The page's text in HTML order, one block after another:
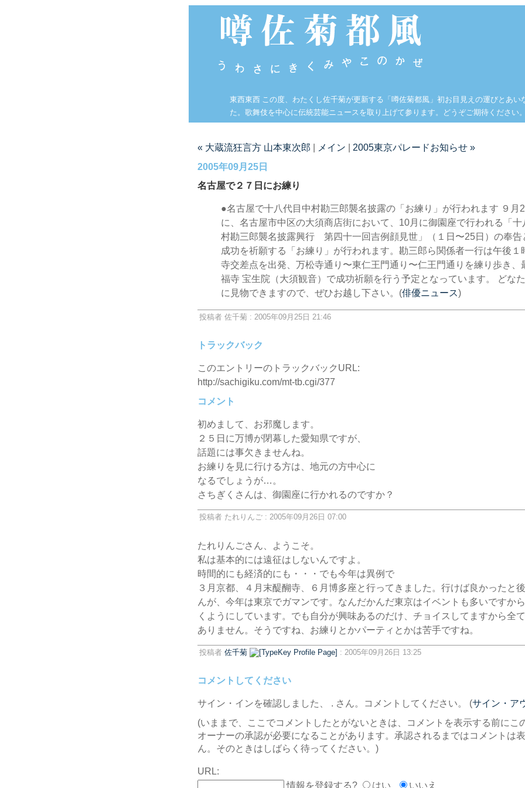
東西東西 この度、わたくし佐千菊が更新する「噂佐菊都風」初お目見えの運びとあい
た。歌舞伎を中心に伝統芸能ニュースを取り上げて参ります。どうぞご期待ください。
« 大蔵流狂言方 山本東次郎 メイン
2005東京パレードお知らせ »
2005年09月25日
名古屋で２７日にお練り
●名古屋で十八代目中村勘三郎襲名披露の「お練り」が行われます ９月
に、名古屋市中区の大須商店街において、10月に御園座で行われる「十
村勘三郎襲名披露興行 第四十一回吉例顔見世」（１日〜25日）の奉告
成功を祈願する「お練り」が行われます。勘三郎ら関係者一行は午後１
寺交差点を出発、万松寺通り〜東仁王門通り〜仁王門通りを練り歩き、
福寺 宝生院（大須観音）で成功祈願を行う予定となっています。 どな
に見物できますので、ぜひお越し下さい。(俳優ニュース)
投稿者 佐千菊 : 2005年09月25日 21:46
トラックバック
このエントリーのトラックバックURL:
http://sachigiku.com/mt-tb.cgi/377
コメント
初めまして、お邪魔します。
２５日に万博が閉幕した愛知県ですが、
話題には事欠きませんね。
お練りを見に行ける方は、地元の方中心に
なるでしょうが…。
さちぎくさんは、御園座に行かれるのですか？
投稿者 たれりんご : 2005年09月26日 07:00
たれりんごさん、ようこそ。
私は基本的には遠征はしないんですよ。
時間的にも経済的にも・・・でも今年は異例で
３月京都、４月末醍醐寺、６月博多座と行ってきました。行けば良かったと
んが、今年は東京でガマンです。なんだかんだ東京はイベントも多いですか
くようにしています。でも自分が興味あるのだけ、チョイスしてますから全
ありません。そうですね、お練りとかパーティとかは苦手ですね。
投稿者 佐千菊 : 2005年09月26日 13:25
コメントしてください
サイン・インを確認しました、 . さん。コメントしてください。 (サイン・ア
(いままで、ここでコメントしたとがないときは、コメントを表示する前にこ
オーナーの承認が必要になることがあります。承認されるまではコメントは
ん。そのときはしばらく待ってください。)
URL:
情報を登録する?
はい いいえ